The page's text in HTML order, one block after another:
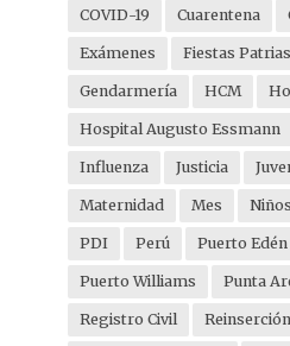
COVID-19 Cuarentena
Exámenes Fiestas Patrias
Gendarmería HCM
Hospital Augusto Essmann
Influenza Justicia
Maternidad Mes Niños
PDI Perú Puerto Edén
Puerto Williams Punta
Registro Civil Reinserción